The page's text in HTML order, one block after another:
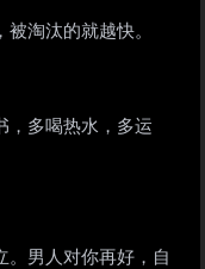
淘汰的就越快。
，多喝热水，多运
。男人对你再好，自